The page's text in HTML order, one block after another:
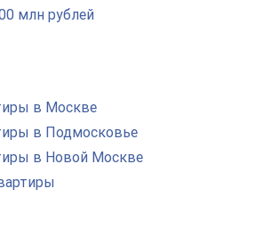
млн рублей
в Москве
в Подмосковье
в Новой Москве